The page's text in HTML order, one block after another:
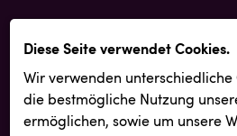
Diese Seite verwendet Cookies.
Wir verwenden unterschiedliche
die best­mögliche Nutzung
ermöglichen, sowie um unsere